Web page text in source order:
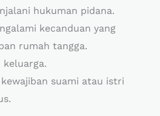
hukuman pidana.
kecanduan yang
rumah tangga.
keluarga.
suami atau istri